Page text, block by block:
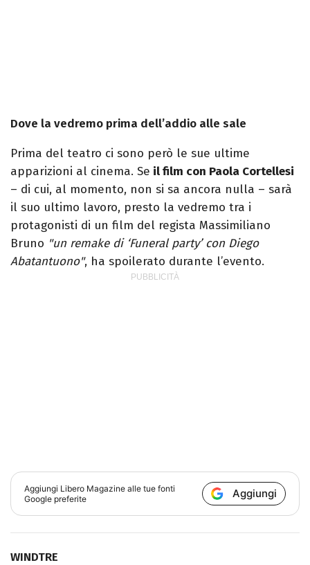
Dove la vedremo prima dell’addio alle sale
Prima del teatro ci sono però le sue ultime
apparizioni al cinema. Se il film con Paola Cortellesi
– di cui, al momento, non si sa ancora nulla – sarà
il suo ultimo lavoro, presto la vedremo tra i
protagonisti di un film del regista Massimiliano
Bruno "un remake di ‘Funeral party’ con Diego
Abatantuono", ha spoilerato durante l’evento.
Aggiungi Libero Magazine alle tue fonti
Google preferite
Aggiungi
WINDTRE